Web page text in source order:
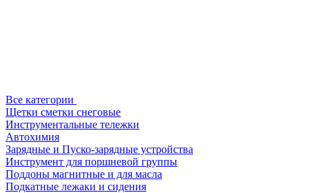
Все категории
Щетки сметки снеговые
Инструментальные тележки
Автохимия
Зарядные и Пуско-зарядные устройства
Инструмент для поршневой группы
Поддоны магнитные и для масла
Подкатные лежаки и сидения